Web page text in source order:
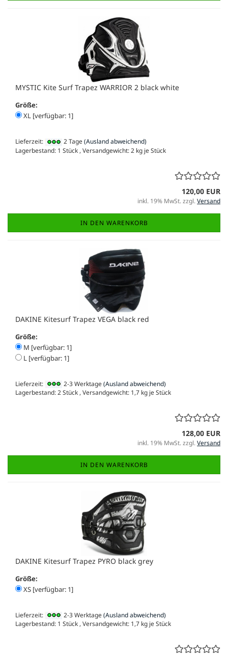
MYSTIC Kite Surf Trapez WARRIOR 2 black white
Größe:
XL [verfügbar: 1]
Lieferzeit: 2 Tage(Ausland abweichend)
Lagerbestand: 1 Stück , Versandgewicht:2 kg je Stück
120,00 EUR
inkl. 19% MwSt. zzgl.Versand
IN DEN WARENKORB
DAKINE Kitesurf Trapez VEGA black red
Größe:
M [verfügbar: 1]
L [verfügbar: 1]
Lieferzeit: 2-3 Werktage(Ausland abweichend)
Lagerbestand: 2 Stück , Versandgewicht: 1,7 kg je Stück
128,00 EUR
inkl. 19% MwSt. zzgl.Versand
IN DEN WARENKORB
DAKINE Kitesurf Trapez PYRO black grey
Größe:
XS [verfügbar: 1]
Lieferzeit: 2-3 Werktage(Ausland abweichend)
Lagerbestand: 1 Stück , Versandgewicht: 1,7 kg je Stück